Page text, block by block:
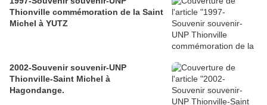
Thionville commémoration de la Saint
Michel à YUTZ
2002-Souvenir souvenir-UNP
Thionville-Saint Michel à
Hagondange.